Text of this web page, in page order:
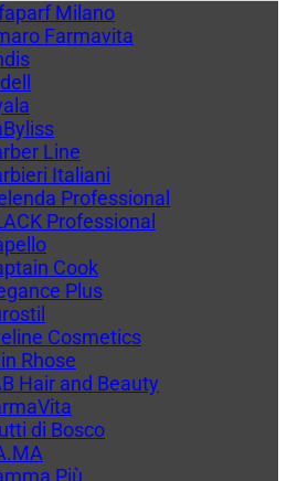
Milano
Farmavita
Line
Italiani
Professional
Professional
Cook
Plus
Cosmetics
Rhose
Hair and Beauty
di Bosco
Più